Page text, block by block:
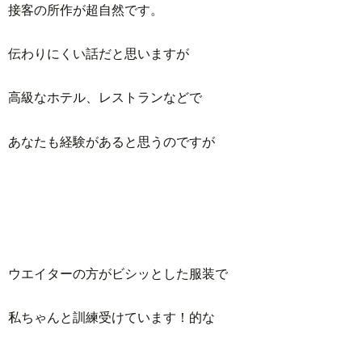
接客の所作が超自然です。
伝わりにくい話だと思いますが
高級なホテル、レストランなどで
あなたも経験があると思うのですが
ウエイターの方がビシッとした服装で
私ちゃんと訓練受けています！的な